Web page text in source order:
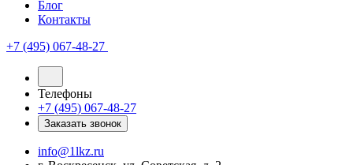
Блог
Контакты
+7 (495) 067-48-27
Телефоны
+7 (495) 067-48-27
Заказать звонок
info@1lkz.ru